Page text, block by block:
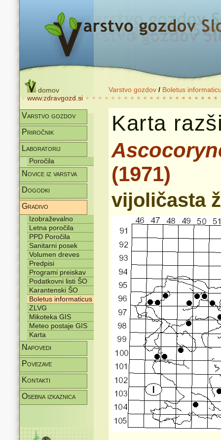
domov
www.zdravgozd.si
Varstvo gozdov / Boletus
Varstvo gozdov
Priročnik
Laboratorij
Poročila
Novice iz varstva
Dogodki
Gradivo
Izobraževalno
Letna poročila
PPD Poročila
Sanitarni posek
Volumen dreves
Predpisi
Programi preiskav
Podatkovni listi ŠO
Karantenski ŠO
Boletus informaticus
ZLVG
Mikoteka GIS
Meteo postaje GIS
Karta
Napovedi
Povezave
Kontakti
Osebna izkaznica
Karta
(1971)
vijoličasta